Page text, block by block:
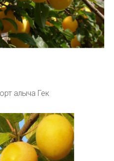
алыча Гек